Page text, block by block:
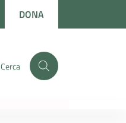
DONA
Cerca